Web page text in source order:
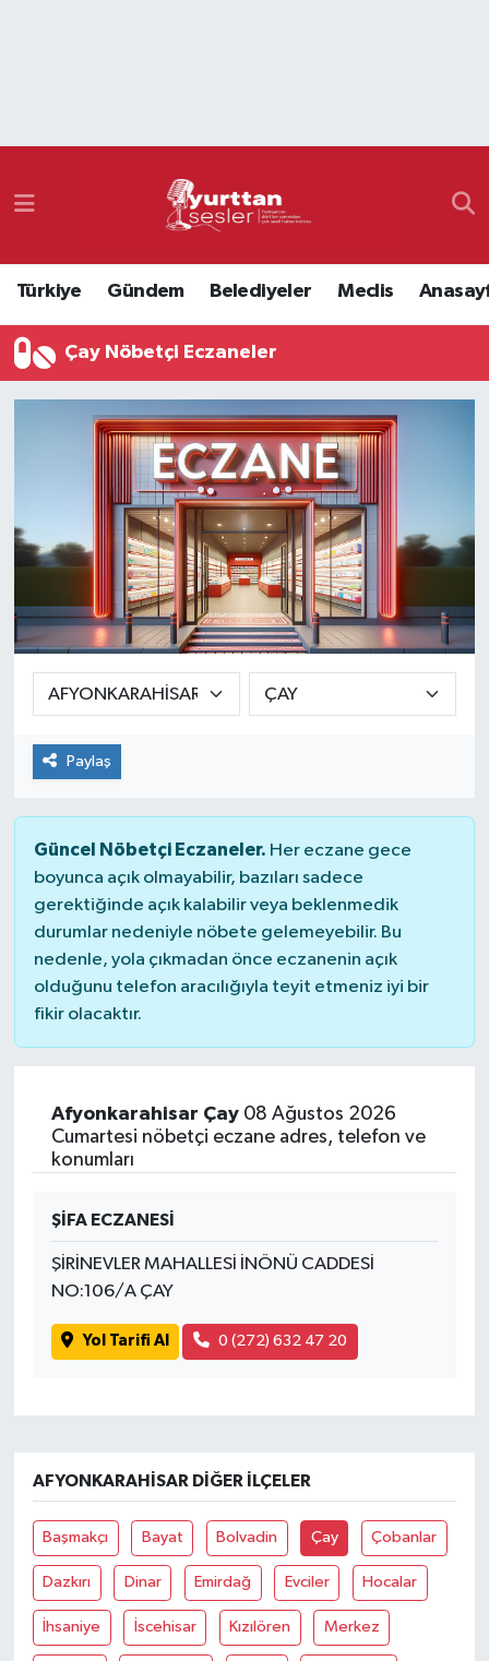
Türkiye Gündem Belediyeler Meclis
Çay Nöbetçi Eczaneler
Paylaş
Güncel Nöbetçi Eczaneler. Her eczane gece
boyunca açık olmayabilir, bazıları sadece
gerektiğinde açık kalabilir veya beklenmedik
durumlar nedeniyle nöbete gelemeyebilir. Bu
nedenle, yola çıkmadan önce eczanenin açık
olduğunu telefon aracılığıyla teyit etmeniz iyi bir
fikir olacaktır.
Afyonkarahisar Çay08 Ağustos 2026
Cumartesi nöbetçi eczane adres, telefon ve
konumları
ŞİFA ECZANESİ
ŞİRİNEVLER MAHALLESİ İNÖNÜ CADDESİ
NO:106/A ÇAY
Yol Tarifi Al 0 (272) 632 47 20
AFYONKARAHISAR DIĞER İLÇELER
Başmakçı Bayat Bolvadin Çay Çobanlar
Dazkırı Dinar Emirdağ Evciler Hocalar
İhsaniye İscehisar Kızılören Merkez
Namaz Vakitleri
Süper Lig Puan Durumu ve Fikstür
Tüm Manşetler
Son Dakika Haberleri
Haber Arşivi